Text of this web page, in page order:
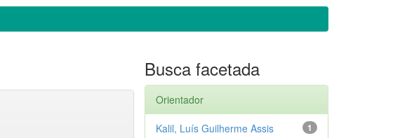
Busca facetada
Orientador
1
Kalil, Luís Guilherme Assis